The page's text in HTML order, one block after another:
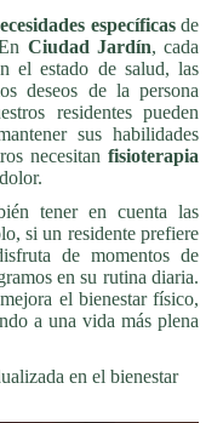
específicasde
Ciudad Jardín, cada
el estado de salud, las
deseos de la persona
residentes pueden
sus habilidades
necesitan fisioterapia
tener en cuenta las
si un residente prefiere
de momentos de
en su rutina diaria.
el bienestar físico,
a una vida más plena
en el bienestar